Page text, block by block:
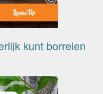
kunt borrelen